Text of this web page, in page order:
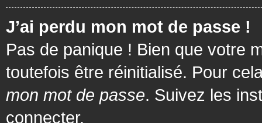
J’ai perdu mon mot de passe !
Pas de panique ! Bien que votre
toutefois être réinitialisé. Pour
mon mot de passe. Suivez les
connecter.